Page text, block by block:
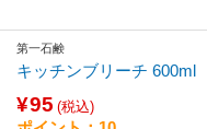
第一石鹸
キッチンブリーチ 600ml
¥95 (税込)